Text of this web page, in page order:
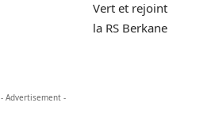
- Advertisement -